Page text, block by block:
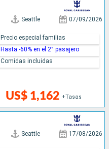
Seattle 07/09/2026
US$ 1,162 +Tasas
Precio especial familias
Hasta -60% en el 2° pasajero
Comidas incluidas
Seattle 17/08/2026